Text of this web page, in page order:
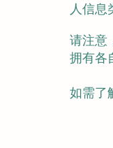
人信息
请注意
拥有各
如需了